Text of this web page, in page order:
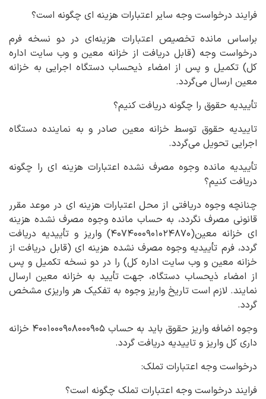
فرایند درخواست وجه سایر اعتبارات هزینه ای چگونه است؟
براساس مانده تخصیص اعتبارات هزینه‌ای در دو نسخه فرم
درخواست وجه (قابل دریافت از خزانه معین و وب سایت اداره
کل) تکمیل و پس از امضاء ذیحساب دستگاه اجرایی به خزانه
معین ارسال می‌گردد.
تأییدیه حقوق را چگونه دریافت کنیم؟
تاییدیه حقوق توسط خزانه معین صادر و به نماینده دستگاه
اجرایی تحویل می‌گردد.
تأییدیه مانده وجوه مصرف نشده اعتبارات هزینه ای را چگونه
دریافت کنیم؟
چنانچه وجوه دریافتی از محل اعتبارات هزینه ای در موعد مقرر
قانونی مصرف نگردد، به حساب مانده وجوه مصرف نشده هزینه
ای خزانه معین(۴۰۷۴۰۰۰۹۰۱۰۲۴۸۷۰) واریز و تأییدیه دریافت
گردد، فرم تأییدیه وجوه مصرف نشده هزینه ای (قابل دریافت از
خزانه معین و وب سایت اداره کل) را در دو نسخه تکمیل و پس
از امضاء ذیحساب دستگاه، جهت تأیید به خزانه معین ارسال
نمایند. لازم است تاریخ واریز وجوه به تفکیک هر واریزی مشخص
گردد.
وجوه اضافه واریز حقوق باید به حساب ۴۰۰۱۰۰۰۹۰۸۰۰۰۹۰۵ خزانه
داری کل واریز و تاییدیه دریافت گردد.
درخواست وجه اعتبارات تملک:
فرایند درخواست وجه اعتبارات تملک چگونه است؟